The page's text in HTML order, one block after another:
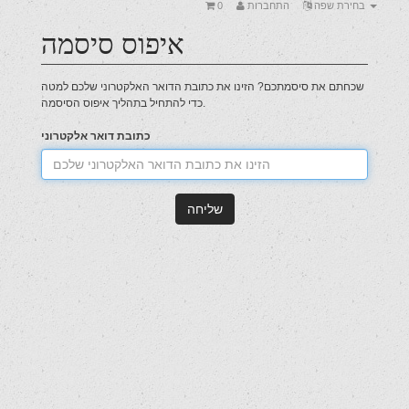
התחברות 0
איפוס סיסמה
שכחתם את סיסמתכם? הזינו את כתובת הדואר האלקטרוני שלכם למטה
כדי להתחיל בתהליך איפוס הסיסמה.
כתובת דואר אלקטרוני
שליחה